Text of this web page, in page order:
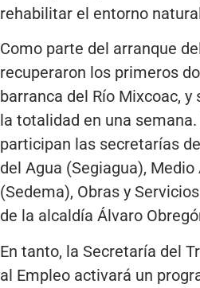
rehabilitar el entorno
Como parte del arranque
recuperaron los primeros
barranca del Río Mixcoac,
la totalidad en una
participan las secretarías
del Agua (Segiagua),
(Sedema), Obras y
de la alcaldía Álvaro
En tanto, la Secretaría del
al Empleo activará un